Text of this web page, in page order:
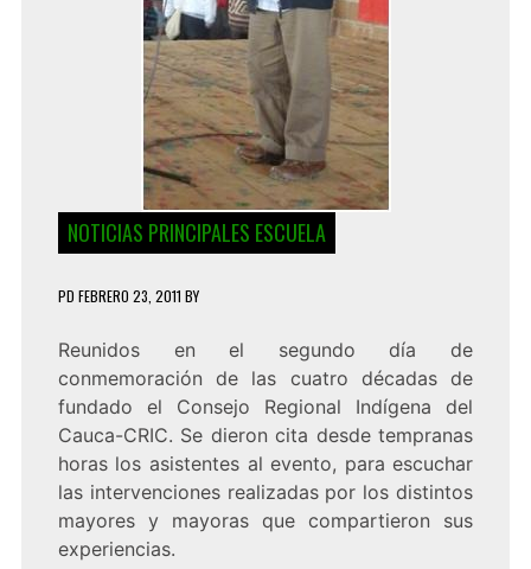
NOTICIAS PRINCIPALES ESCUELA
PD FEBRERO 23, 2011 BY
Reunidos en el segundo día de
conmemoración de las cuatro décadas de
fundado el Consejo Regional Indígena del
Cauca-CRIC. Se dieron cita desde tempranas
horas los asistentes al evento, para escuchar
las intervenciones realizadas por los distintos
mayores y mayoras que compartieron sus
experiencias.